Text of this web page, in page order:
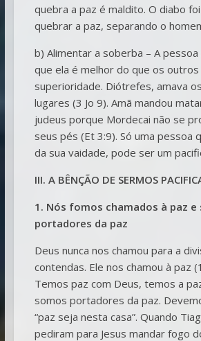
quebra a paz é maldito. O diabo
quebrar a paz, separando o
b) Alimentar a soberba – A
que ela é melhor do que os
superioridade. Diótrefes, amava
lugares (3 Jo 9). Amã mandou
judeus porque Mordecai não se
seus pés (Et 3:9). Só uma pessoa
da sua vaidade, pode ser um
III. A BÊNÇÃO DE SERMOS
1. Nós fomos chamados à paz e
portadores da paz
Deus nunca nos chamou para a
contendas. Ele nos chamou à paz
Temos paz com Deus, temos a
somos portadores da paz.
“paz seja nesta casa”. Quando
pediram para Jesus mandar fogo